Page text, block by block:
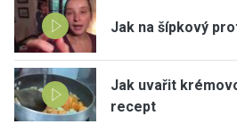
Jak na šípkový
Jak uvařit
recept